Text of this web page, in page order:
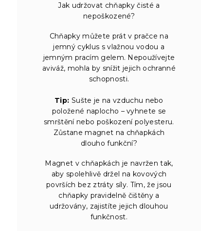
Jak udržovat chňapky čisté a
nepoškozené?
Chňapky můžete prát v pračce na
jemný cyklus s vlažnou vodou a
jemným pracím gelem. Nepoužívejte
aviváž, mohla by snížit jejich ochranné
schopnosti.
Tip: Sušte je na vzduchu nebo
položené naplocho – vyhnete se
smrštění nebo poškození polyesteru.
Zůstane magnet na chňapkách
dlouho funkční?
Magnet v chňapkách je navržen tak,
aby spolehlivě držel na kovových
površích bez ztráty síly. Tím, že jsou
chňapky pravidelně čištěny a
udržovány, zajistíte jejich dlouhou
funkčnost.